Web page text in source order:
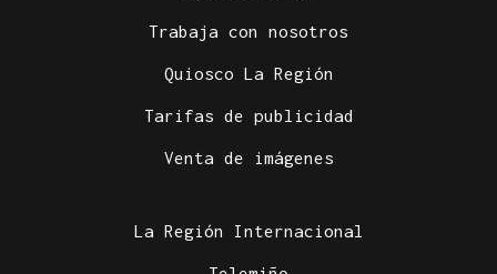
Trabaja con nosotros
Quiosco La Región
Tarifas de publicidad
Venta de imágenes
La Región Internacional